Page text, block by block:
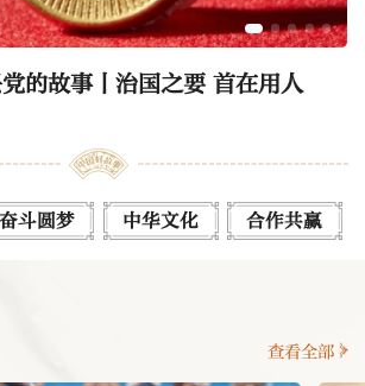
的故事丨治国之要 首在用人
奋斗圆梦 中华文化 合作共赢
查看全部